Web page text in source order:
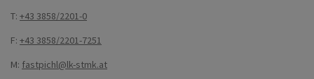
T: +43 3858/2201-0
F: +43 3858/2201-7251
M: fastpichl@lk-stmk.at